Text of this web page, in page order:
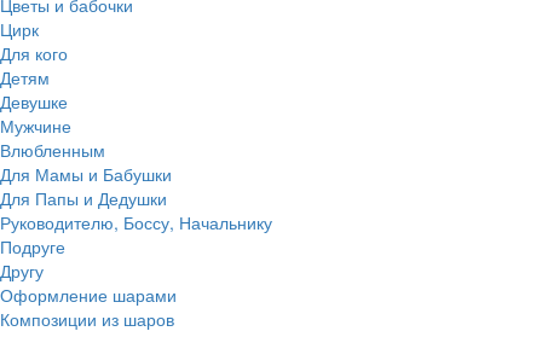
Цветы и бабочки
Цирк
Для кого
Детям
Девушке
Мужчине
Влюбленным
Для Мамы и Бабушки
Для Папы и Дедушки
Руководителю, Боссу, Начальнику
Подруге
Другу
Оформление шарами
Композиции из шаров